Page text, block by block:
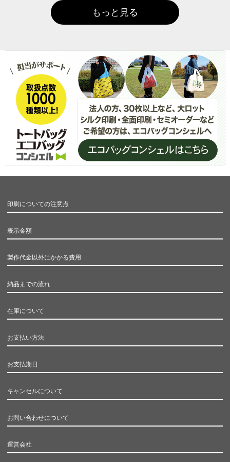
もっと見る
印刷についての注意点
表示金額
製作代金以外にかかる費用
納品までの流れ
在庫について
お支払い方法
お支払期日
キャンセルについて
お問い合わせについて
運営会社